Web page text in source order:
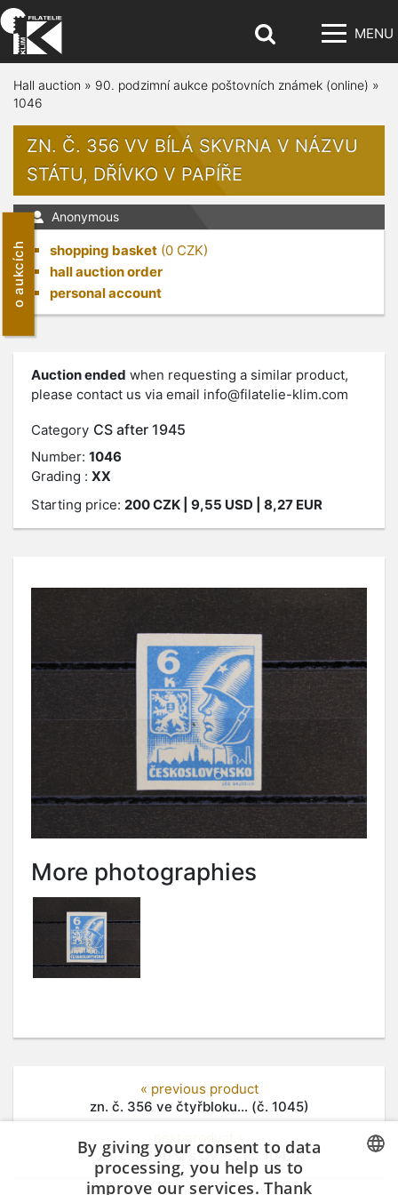
MENU
o aukcích
Hall auction » 90. podzimní aukce poštovních známek (online) »
1046
ZN. Č. 356 VV BÍLÁ SKVRNA V NÁZVU
STÁTU, DŘÍVKO V PAPÍŘE
Anonymous
shopping basket (0 CZK)
hall auction order
personal account
Auction ended when requesting a similar product,
please contact us via email info@filatelie-klim.com
Category CS after 1945
Number: 1046
Grading : XX
Starting price: 200CZK | 9,55 USD | 8,27 EUR
More photographies
« previous product
zn. č. 356 ve čtyřbloku... (č. 1045)
zn. č. A360-2 s DV -... (č. 1047)
By giving your consent to data
processing, you help us to
improve our services. Thank